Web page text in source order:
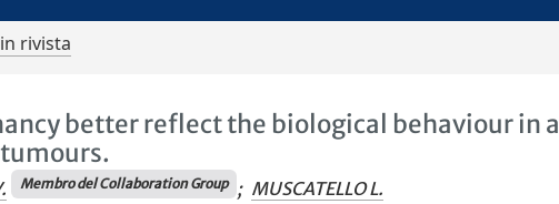
rivista
better reflect the biological behaviour in a
Membro del Collaboration Group ; MUSCATELLO L.